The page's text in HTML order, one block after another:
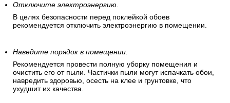
Отключите электроэнергию.
В целях безопасности перед поклейкой обоев
рекомендуется отключить электроэнергию в помещении.
Наведите порядок в помещении.
Рекомендуется провести полную уборку помещения и
очистить его от пыли. Частички пыли могут испачкать обои,
навредить здоровью, осесть на клее и грунтовке, что
ухудшит их качества.